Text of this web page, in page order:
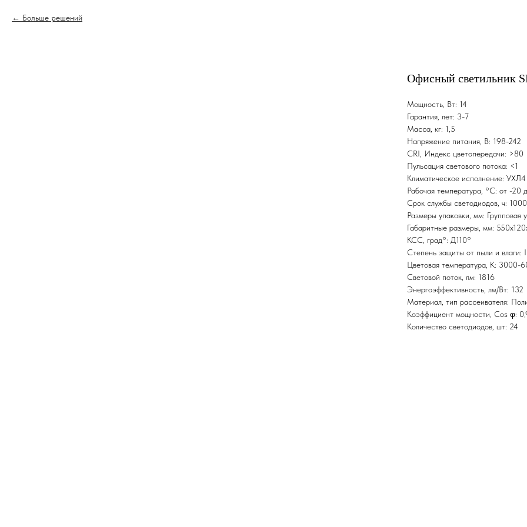
Больше решений
Офисный светильник
Мощность, Вт: 14
Гарантия, лет: 3-7
Масса, кг: 1,5
Напряжение питания, В: 198-242
CRI, Индекс цветопередачи: >80
Пульсация светового потока: <1
Климатическое исполнение: УХЛ4
Рабочая температура, °С: от -20
Срок службы светодиодов, ч:
Размеры упаковки, мм: Групповая
Габаритные размеры, мм:
КСС, град°: Д110°
Степень защиты от пыли и влаги:
Цветовая температура, K: 3000-
Световой поток, лм: 1816
Энергоэффективность, лм/Вт: 132
Материал, тип рассеивателя:
Коэффициент мощности, Cos φ:
Количество светодиодов, шт: 24